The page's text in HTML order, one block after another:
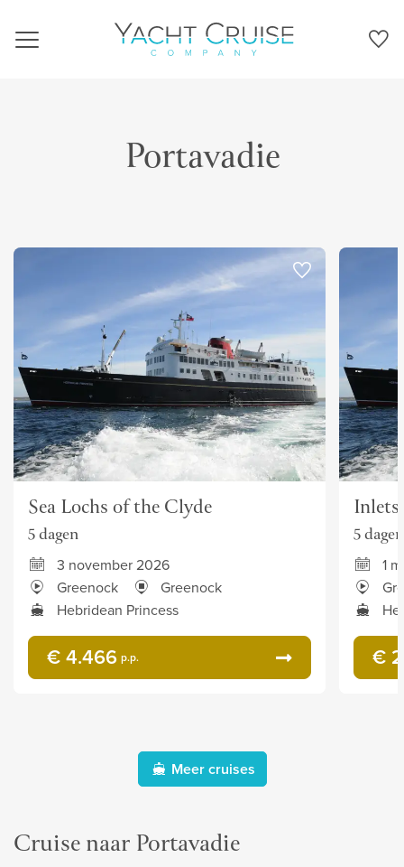
Navigation
Portavadie
Sea Lochs of the Clyde
5 dagen
3 november 2026
Greenock
Greenock
Hebridean Princess
€ 4.466 p.p.
5 dagen
1
€
Meer cruises
Cruise naar Portavadie